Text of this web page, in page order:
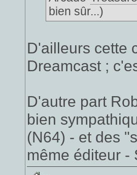
bien sûr...)
D'ailleurs cette
Dreamcast ;
D'autre part
bien
(N64) - et des
même éditeur -